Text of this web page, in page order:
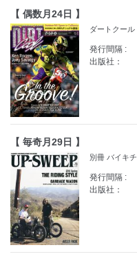
【 偶数月24日 】
ダートクール
発行間隔 :
出版社：
【 毎奇月29日 】
別冊 バイキチ
発行間隔 :
出版社：